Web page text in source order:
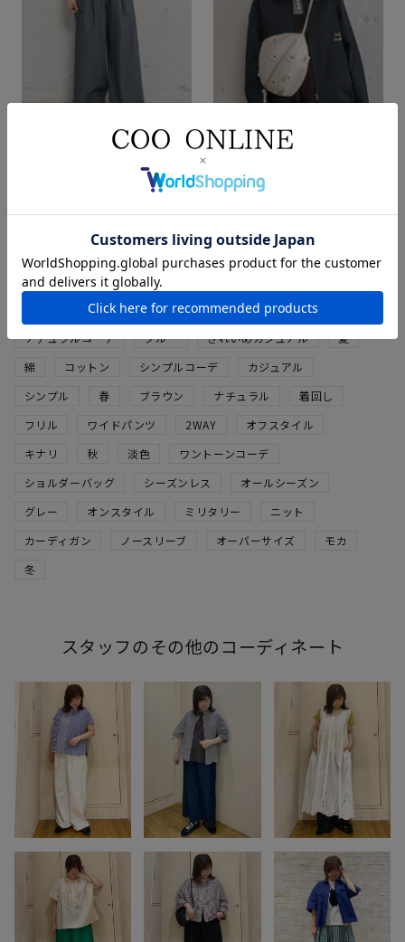
【SUMMER SALE】ドロストイー
¥9,350
税込
Dailyフラワーモチーフサークル
キナリ
¥6,490
パンツ カジュアルコーデ
大人カジュアル
低身長 カットソー
大人ナチュラル
ナチュラルコーデ
ブルー きれいめカジュアル
夏
綿
コットン シンプルコーデ
カジュアル
シンプル
春 ブラウン ナチュラル
着回し
フリル
ワイドパンツ 2WAY
オフスタイル
キナリ
秋 淡色
ワントーンコーデ
ショルダーバッグ
シーズンレス
オールシーズン
グレー
オンスタイル ミリタリー
ニット
カーディガン
ノースリーブ オーバーサイズ
モカ
冬
スタッフのその他のコーディネート